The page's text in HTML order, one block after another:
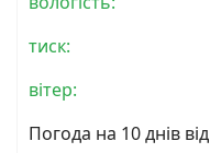
тиск:
вітер:
Погода на 10 днів від